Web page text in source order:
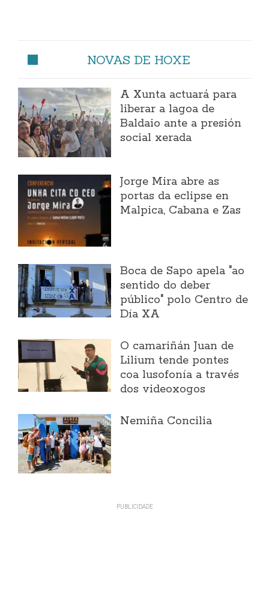
NOVAS DE HOXE
A Xunta actuará para
liberar a lagoa de
Baldaio ante a presión
social xerada
Jorge Mira abre as
portas da eclipse en
Malpica, Cabana e Zas
Boca de Sapo apela "ao
sentido do deber
público" polo Centro de
Día XA
O camariñán Juan de
Lilium tende pontes
coa lusofonía a través
dos videoxogos
Nemiña Concilia